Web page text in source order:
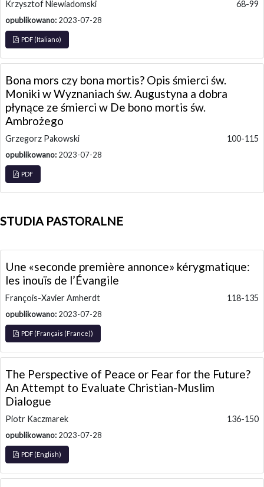
Krzysztof Niewiadomski 68-99
opublikowano: 2023-07-28
PDF (Italiano)
Bona mors czy bona mortis? Opis śmierci św.
Moniki w Wyznaniach św. Augustyna a dobra
płynące ze śmierci w De bono mortis św.
Ambrożego
Grzegorz Pakowski 100-115
opublikowano: 2023-07-28
PDF
STUDIA PASTORALNE
Une «seconde première annonce» kérygmatique:
les inouïs de l’Évangile
François-Xavier Amherdt 118-135
opublikowano: 2023-07-28
PDF (Français (France))
The Perspective of Peace or Fear for the Future?
An Attempt to Evaluate Christian-Muslim
Dialogue
Piotr Kaczmarek 136-150
opublikowano: 2023-07-28
PDF (English)